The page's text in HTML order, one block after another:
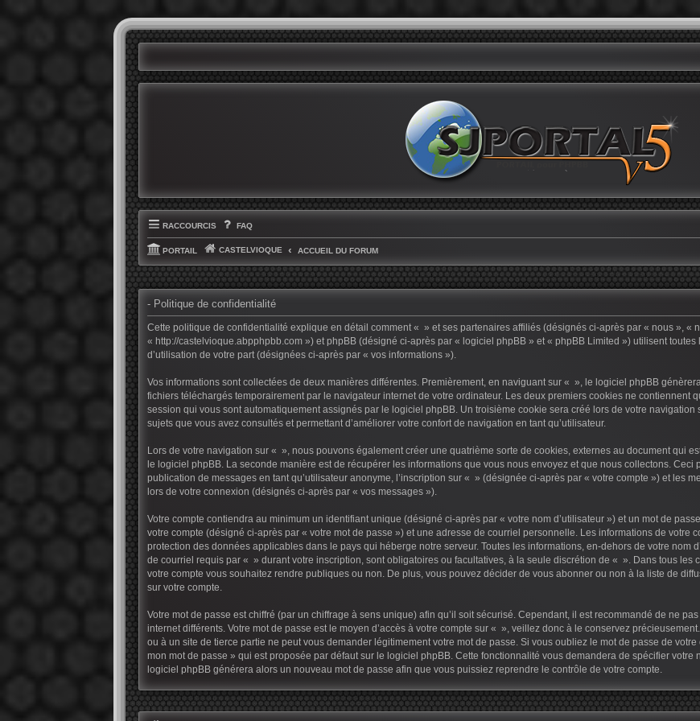
RACCOURCIS FAQ
PORTAIL CASTELVIOQUE ACCUEIL DU FORUM
- Politique de confidentialité
Cette politique de confidentialité explique en détail comment « » et ses partenaires affiliés (désignés ci-après par « nous », «
« http://castelvioque.abpphpbb.com ») et phpBB (désigné ci-après par « logiciel phpBB » et « phpBB Limited ») utilisent
d’utilisation de votre part (désignées ci-après par « vos informations »).
Vos informations sont collectées de deux manières différentes. Premièrement, en naviguant sur « », le logiciel phpBB
fichiers téléchargés temporairement par le navigateur internet de votre ordinateur. Les deux premiers cookies ne contiennent
session qui vous sont automatiquement assignés par le logiciel phpBB. Un troisième cookie sera créé lors de votre
sujets que vous avez consultés et permettant d’améliorer votre confort de navigation en tant qu’utilisateur.
Lors de votre navigation sur « », nous pouvons également créer une quatrième sorte de cookies, externes au document qui
le logiciel phpBB. La seconde manière est de récupérer les informations que vous nous envoyez et que nous collectons.
publication de messages en tant qu’utilisateur anonyme, l’inscription sur « » (désignée ci-après par « votre compte ») et les
lors de votre connexion (désignés ci-après par « vos messages »).
Votre compte contiendra au minimum un identifiant unique (désigné ci-après par « votre nom d’utilisateur ») et un mot de
votre compte (désigné ci-après par « votre mot de passe ») et une adresse de courriel personnelle. Les informations de votre
protection des données applicables dans le pays qui héberge notre serveur. Toutes les informations, en-dehors de votre nom
de courriel requis par « » durant votre inscription, sont obligatoires ou facultatives, à la seule discrétion de « ». Dans tous les
votre compte vous souhaitez rendre publiques ou non. De plus, vous pouvez décider de vous abonner ou non à la liste de
sur votre compte.
Votre mot de passe est chiffré (par un chiffrage à sens unique) afin qu’il soit sécurisé. Cependant, il est recommandé de ne
internet différents. Votre mot de passe est le moyen d’accès à votre compte sur « », veillez donc à le conservez
ou à un site de tierce partie ne peut vous demander légitimement votre mot de passe. Si vous oubliez le mot de passe de
mon mot de passe » qui est proposée par défaut sur le logiciel phpBB. Cette fonctionnalité vous demandera de spécifier votre
logiciel phpBB générera alors un nouveau mot de passe afin que vous puissiez reprendre le contrôle de votre compte.